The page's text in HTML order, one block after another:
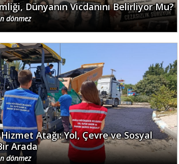
Dünyanın Vicdanını Belirliyor Mu?
dönmez
Atağı: Yol, Çevre ve Sosyal
Arada
dönmez